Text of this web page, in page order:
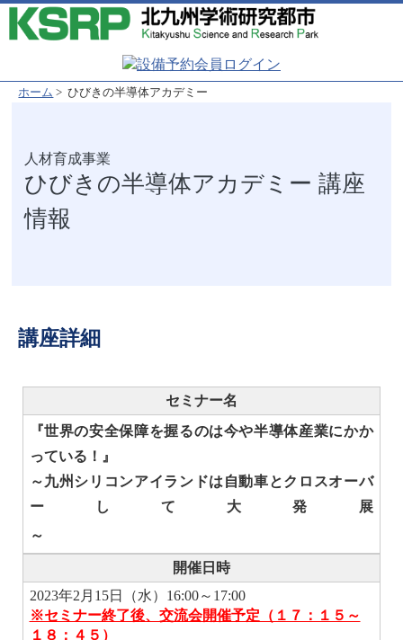
ホーム > ひびきの半導体アカデミー
ひびきの半導体アカデミー 講座
情報
講座詳細
セミナー名
『世界の安全保障を握るのは今や半導体産業にかか
っている！ 』
～九州シリコンアイランドは自動車とクロスオーバ
ーして大発展
～
開催日時
2023年2月15日（水）16:00～17:00
※セミナー終了後、交流会開催予定（１７：１５～
１８：４５）